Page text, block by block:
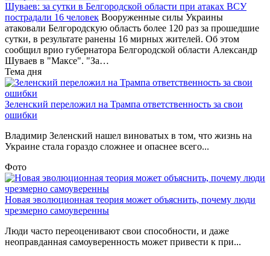
Шуваев: за сутки в Белгородской области при атаках ВСУ
пострадали 16 человек Вооруженные силы Украины
атаковали Белгородскую область более 120 раз за прошедшие
сутки, в результате ранены 16 мирных жителей. Об этом
сообщил врио губернатора Белгородской области Александр
Шуваев в "Максе". "За…
Тема дня
Зеленский переложил на Трампа ответственность за свои
ошибки
Владимир Зеленский нашел виноватых в том, что жизнь на
Украине стала гораздо сложнее и опаснее всего...
Фото
Новая эволюционная теория может объяснить, почему люди
чрезмерно самоуверенны
Люди часто переоценивают свои способности, и даже
неоправданная самоуверенность может привести к при...